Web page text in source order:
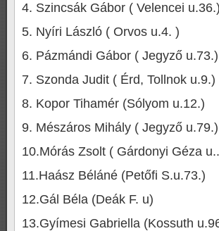
4. Szincsák Gábor ( Velencei u.36.)
5. Nyíri László ( Orvos u.4. )
6. Pázmándi Gábor ( Jegyző u.73.)
7. Szonda Judit ( Érd, Tollnok u.9.)
8. Kopor Tihamér (Sólyom u.12.)
9. Mészáros Mihály ( Jegyző u.79.)
10.Mórás Zsolt ( Gárdonyi Géza
11.Haász Béláné (Petőfi S.u.73.)
12.Gál Béla (Deák F. u)
13.Gyímesi Gabriella (Kossuth